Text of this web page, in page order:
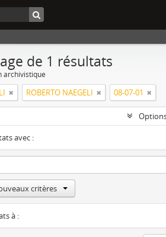
de 1 résultats
archivistique
ROBERTO NAEGELI 08-07-01
avec :
critères
à :